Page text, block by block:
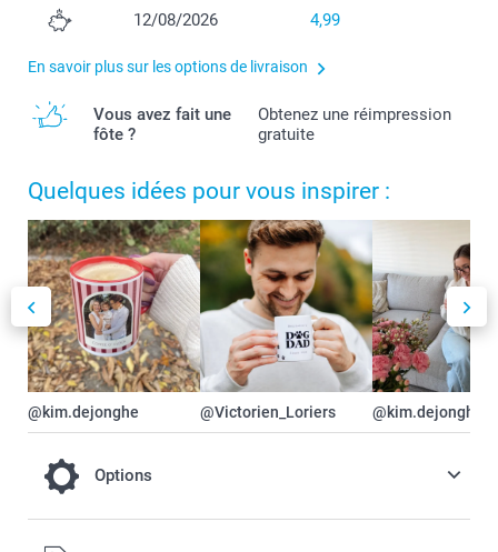
12/08/2026 4,99
En savoir plus sur les options de livraison
Vous avez fait une
fôte ?
Obtenez une réimpression
gratuite
Quelques idées pour vous inspirer :
@kim.dejonghe @Victorien_Loriers @kim.dejonghe
Options
Optez pour un mug de Noël